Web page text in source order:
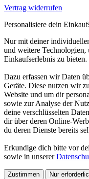
Vertrag widerrufen
Personalisiere dein
Nur mit deiner
und weitere Technologien,
Einkaufserlebnis zu bieten.
Dazu erfassen wir Daten
Geräte. Diese nutzen wir
Website und um dir
sowie zur Analyse der
deine verschlüsselten
dir über deren Online-
du deren Dienste bereits
Erkundige dich bitte vor
sowie in unserer
Zustimmen Nur